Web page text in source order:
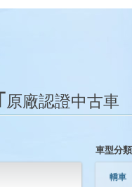
原廠認證中古車
車型分類
轎車